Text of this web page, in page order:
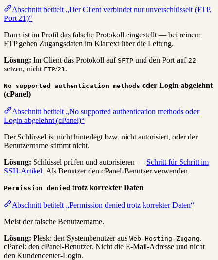
Abschnitt betitelt „Der Client verbindet nur unverschlüsselt (FTP,
Port 21)“
Dann ist im Profil das falsche Protokoll eingestellt — bei reinem
FTP gehen Zugangsdaten im Klartext über die Leitung.
Lösung: Im Client das Protokoll auf SFTP und den Port auf 22
setzen, nicht FTP/21.
No supported authentication methods oder Login abgelehnt
(cPanel)
Abschnitt betitelt „No supported authentication methods oder
Login abgelehnt (cPanel)“
Der Schlüssel ist nicht hinterlegt bzw. nicht autorisiert, oder der
Benutzername stimmt nicht.
Lösung: Schlüssel prüfen und autorisieren — Schritt für Schritt im
SSH-Artikel. Als Benutzer den cPanel-Benutzer verwenden.
Permission denied trotz korrekter Daten
Abschnitt betitelt „Permission denied trotz korrekter Daten“
Meist der falsche Benutzername.
Lösung: Plesk: den Systembenutzer aus Web-Hosting-Zugang.
cPanel: den cPanel-Benutzer. Nicht die E-Mail-Adresse und nicht
den Kundencenter-Login.